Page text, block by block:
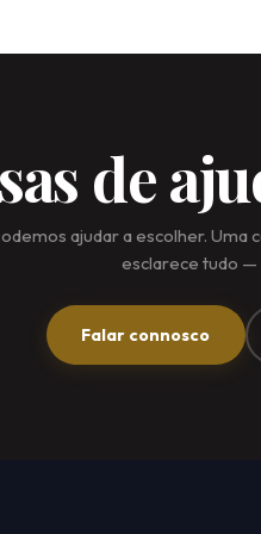
de
ajudar a escolher. Uma
esclarece tudo —
Falar connosco